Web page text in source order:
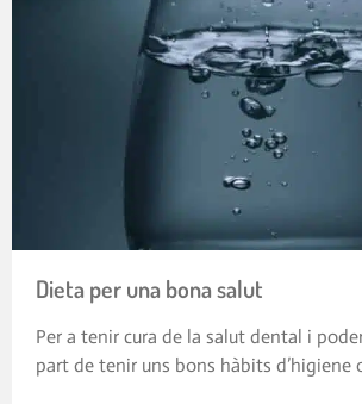
Dieta per una bona salut
Per a tenir cura de la salut dental i
part de tenir uns bons hàbits d’higiene